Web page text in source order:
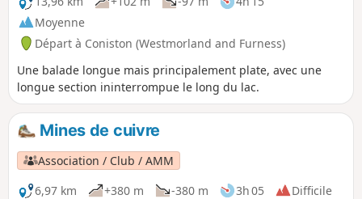
Moyenne
Départ à Coniston (Westmorland and Furness)
Une balade longue mais principalement plate, avec une
longue section ininterrompue le long du lac.
Mines de cuivre
Association / Club / AMM
6,97 km
+380 m -380 m 3h 05
Difficile